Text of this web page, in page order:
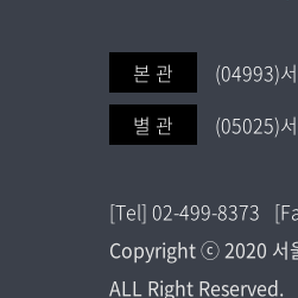
본 관
(04993)
별 관
(05025)
[Tel] 02-499-8373
Copyright ⓒ 2020 서
ALL Right Reserved.